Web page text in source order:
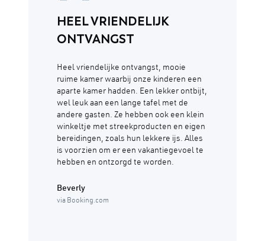
HEEL VRIENDELIJK
ONTVANGST
Heel vriendelijke ontvangst, mooie
ruime kamer waarbij onze kinderen een
aparte kamer hadden. Een lekker ontbijt,
wel leuk aan een lange tafel met de
andere gasten. Ze hebben ook een klein
winkeltje met streekproducten en eigen
bereidingen, zoals hun lekkere ijs. Alles
is voorzien om er een vakantiegevoel te
hebben en ontzorgd te worden.
Beverly
via Booking.com